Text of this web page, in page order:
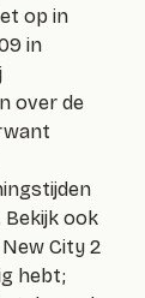
op in
in
over de
Bekijk ook
City 2
hebt;